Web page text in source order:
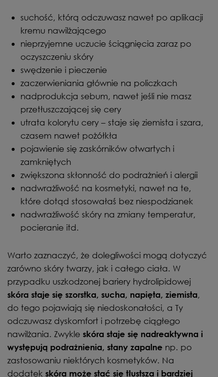
suchość, którą odczuwasz nawet po aplikacji
kremu nawilżającego
nieprzyjemne uczucie ściągnięcia zaraz po
oczyszczeniu skóry
swędzenie i pieczenie
zaczerwieniania głównie na policzkach
nadprodukcja sebum, nawet jeśli nie masz
przetłuszczającej się cery
utrata kolorytu cery – staje się ziemista i szara,
czasem nawet pożółkła
pojawienie się zaskórników otwartych i
zamkniętych
zwiększona skłonność do podrażnień i alergii
nadwrażliwość na kosmetyki, nawet na te,
które dotąd stosowałaś bez niespodzianek
nadwrażliwość skóry na zmiany temperatur,
pocieranie itd.
Warto zaznaczyć, że dolegliwości mogą dotyczyć
zarówno skóry twarzy, jak i całego ciała. W
przypadku uszkodzonej bariery hydrolipidowej
skóra staje się szorstka, sucha, napięta, ziemista,
do tego pojawiają się niedoskonałości, a Ty
odczuwasz dyskomfort i potrzebę ciągłego
nawilżania. Zwykle skóra staje się nadreaktywna i
występują podrażnienia, stany zapalne np. po
zastosowaniu niektórych kosmetyków. Na
dodatek skóra może stać się tłustsza i bardziej